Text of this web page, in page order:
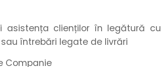
asistența clienților în legătură cu
întrebări legate de livrări
Companie